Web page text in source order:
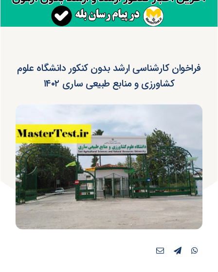
فراخوان کارشناسی ارشد بدون کنکور دانشگاه علوم
کشاورزی و منابع طبیعی ساری ۱۴۰۲